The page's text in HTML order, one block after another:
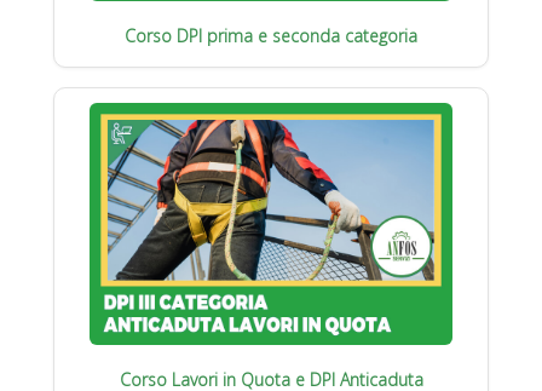
Corso DPI prima e seconda categoria
Corso Lavori in Quota e DPI Anticaduta